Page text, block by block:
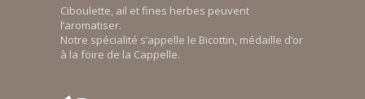
Ciboulette, ail et fines herbes peuvent
l’aromatiser.
Notre spécialité s’appelle le Bicottin, médaille d’or
à la foire de la Cappelle.